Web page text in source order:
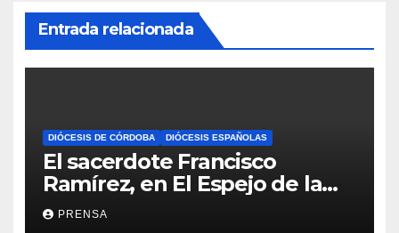
Entrada relacionada
DIÓCESIS DE CÓRDOBA DIÓCESIS ESPAÑOLAS
El sacerdote Francisco
Ramírez, en El Espejo de la
Iglesia
PRENSA